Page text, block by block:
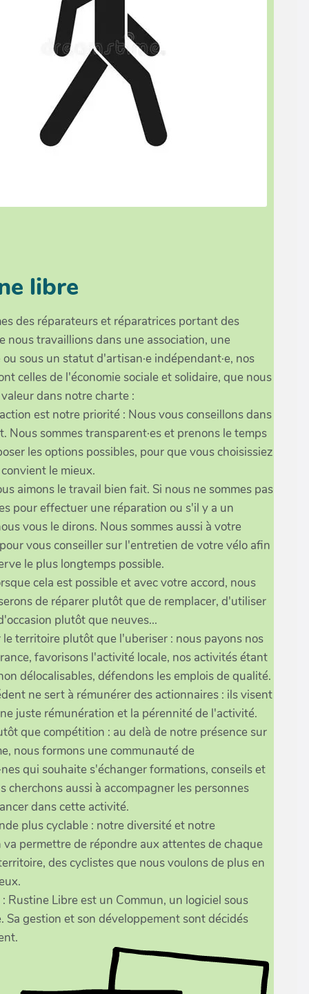
libre
des réparateurs et réparatrices portant des
nous travaillions dans une association, une
sous un statut d'artisan·e indépendant·e, nos
celles de l'économie sociale et solidaire, que nous
dans notre charte :
est notre priorité : Nous vous conseillons dans
Nous sommes transparent·es et prenons le temps
les options possibles, pour que vous choisissiez
le mieux.
aimons le travail bien fait. Si nous ne sommes pas
pour effectuer une réparation ou s'il y a un
vous le dirons. Nous sommes aussi à votre
vous conseiller sur l'entretien de votre vélo afin
le plus longtemps possible.
cela est possible et avec votre accord, nous
de réparer plutôt que de remplacer, d'utiliser
plutôt que neuves...
territoire plutôt que l'uberiser : nous payons nos
favorisons l'activité locale, nos activités étant
délocalisables, défendons les emplois de qualité.
ne sert à rémunérer des actionnaires : ils visent
juste rémunération et la pérennité de l'activité.
que compétition : au delà de notre présence sur
nous formons une communauté de
qui souhaite s'échanger formations, conseils et
cherchons aussi à accompagner les personnes
dans cette activité.
plus cyclable : notre diversité et notre
va permettre de répondre aux attentes de chaque
des cyclistes que nous voulons de plus en
Rustine Libre est un Commun, un logiciel sous
Sa gestion et son développement sont décidés